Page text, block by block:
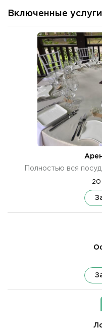
Включенные услуги
Полностью вся
20